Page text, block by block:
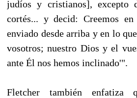
judíos y cristianos], excepto
cortés... y decid: Creemos
enviado desde arriba y en lo
vosotros; nuestro Dios y el
ante Él nos hemos inclinado'".
Fletcher también enfatiza